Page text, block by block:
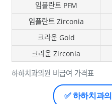
하하치과의원 비급여 가격표
임플란트 PFM
임플란트 Zirconia
크라운 Gold
크라운 Zirconia
✅ 하하치과